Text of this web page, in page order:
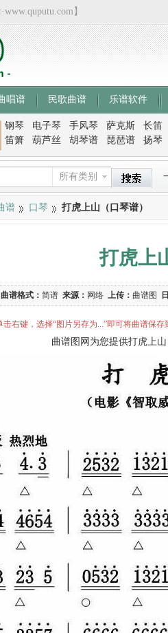
】
唱谱 民歌曲谱 乐谱软件
钢琴 电子琴 手风琴 萨克斯
长笛
笛箫
葫芦丝 胡琴谱 琵琶谱 扬琴
所有类别
谱 口琴 打虎上山（口琴谱）
打虎上
曲谱格式： 简谱 来源： 网络 上传： 曲谱图
击右键，选择“图片另存为...”即可将曲谱保
曲谱图网为您提供打虎上